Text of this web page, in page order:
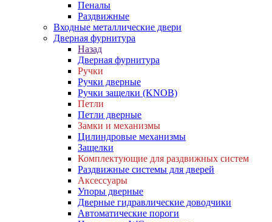
Пеналы
Раздвижные
Входные металлические двери
Дверная фурнитура
Назад
Дверная фурнитура
Ручки
Ручки дверные
Ручки защелки (KNOB)
Петли
Петли дверные
Замки и механизмы
Цилиндровые механизмы
Защелки
Комплектующие для раздвижных систем
Раздвижные системы для дверей
Аксессуары
Упоры дверные
Дверные гидравлические доводчики
Автоматические пороги